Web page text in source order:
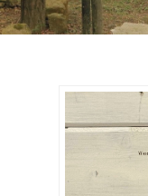
居家修繕道具材料
關於我們